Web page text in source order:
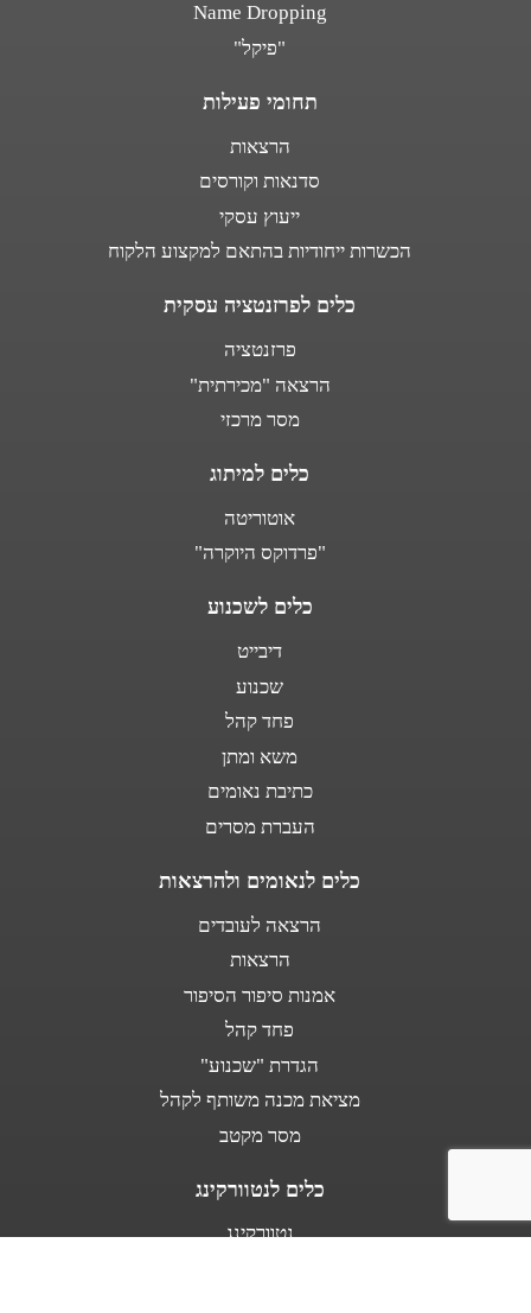
Name Dropping
"פיקל"
תחומי פעילות
הרצאות
סדנאות וקורסים
ייעוץ עסקי
הכשרות ייחודיות בהתאם למקצוע הלקוח
כלים לפרזנטציה עסקית
פרזנטציה
הרצאה "מכירתית"
מסר מרכזי
כלים למיתוג
אוטוריטה
"פרדוקס היוקרה"
כלים לשכנוע
דיבייט
שכנוע
פחד קהל
משא ומתן
כתיבת נאומים
העברת מסרים
כלים לנאומים ולהרצאות
הרצאה לעובדים
הרצאות
אמנות סיפור הסיפור
פחד קהל
הגדרת "שכנוע"
מציאת מכנה משותף לקהל
מסר מקטב
כלים לנטוורקינג
נטוורקינג